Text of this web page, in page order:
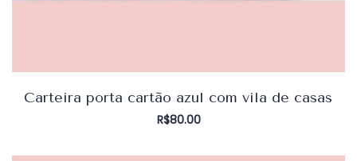
Carteira porta cartão azul com vila de casas
R$80.00